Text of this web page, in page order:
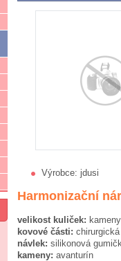
Výrobce: jdusi
Harmonizační
velikost kuliček:
kovové části:
návlek: silikonová
kameny: avanturín